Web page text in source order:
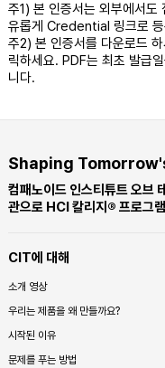
주1) 본 인증서는 외부에서
유롭게 Credential 링크로 등
주2) 본 인증서를 다운로드
릭하세요. PDF는 최초 발급
니다.
Shaping
컴패노이드 인스티튜트 오브
관으로 HCI 칼리지® 프로그
CIT에 대해
소개 영상
우리는 제품을 왜 만들까요?
시작된 이유
문제를 푸는 방법